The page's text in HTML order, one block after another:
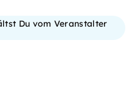
Du vom Veranstalter